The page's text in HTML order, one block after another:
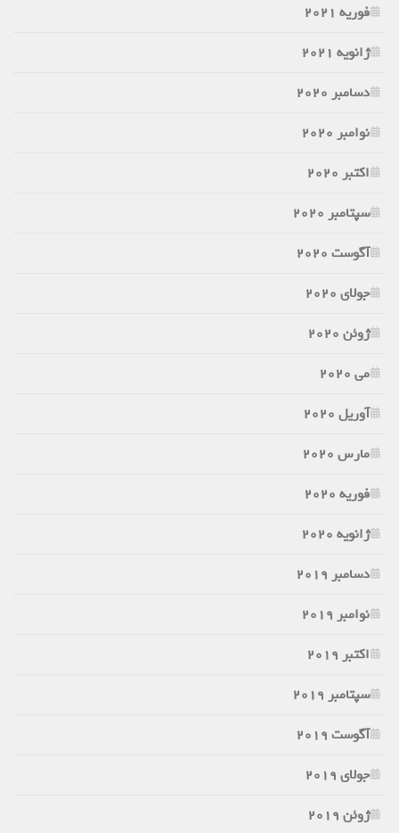
فوریه 2021
ژانویه 2021
دسامبر 2020
نوامبر 2020
اکتبر 2020
سپتامبر 2020
آگوست 2020
جولای 2020
ژوئن 2020
می 2020
آوریل 2020
مارس 2020
فوریه 2020
ژانویه 2020
دسامبر 2019
نوامبر 2019
اکتبر 2019
سپتامبر 2019
آگوست 2019
جولای 2019
ژوئن 2019